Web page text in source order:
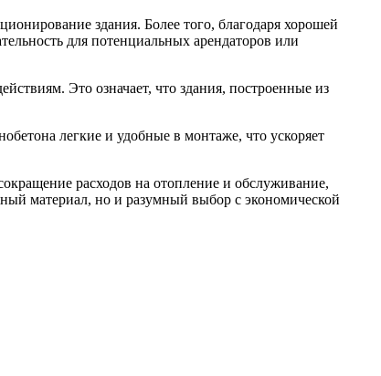
здания. Более того, благодаря хорошей
для потенциальных арендаторов или
Это означает, что здания, построенные из
легкие и удобные в монтаже, что ускоряет
расходов на отопление и обслуживание,
материал, но и разумный выбор с экономической